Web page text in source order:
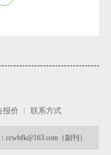
报价 联系方式
ccwbfk@163.com（副刊）